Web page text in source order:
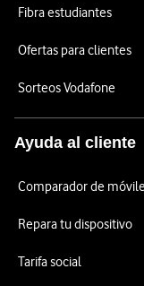
Fibra estudiantes
Ofertas para clientes
Sorteos Vodafone
Ayuda al cliente
Comparador de
Repara tu dispositivo
Tarifa social